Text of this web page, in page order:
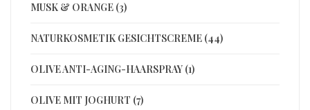
MUSK & ORANGE (3)
NATURKOSMETIK GESICHTSCREME (44)
OLIVE ANTI-AGING-HAARSPRAY (1)
OLIVE MIT JOGHURT (7)